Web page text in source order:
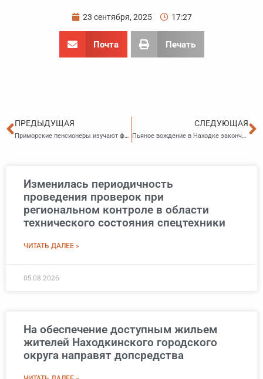
23 сентября, 2025 17:27
Почта Печать
Пред
ПРЕДЫДУЩАЯ
Приморские пенсионеры изучают финансовую грамотность в Центрах общения Отделения СФР
СЛЕДУЮЩАЯ
Пьяное вождение в Находке закончилось выплатой крупного штрафа
Изменилась периодичность
проведения проверок при
региональном контроле в области
технического состояния спецтехники
ЧИТАТЬ ДАЛЕЕ »
05.08.2026
На обеспечение доступным жильем
жителей Находкинского городского
округа направят допсредства